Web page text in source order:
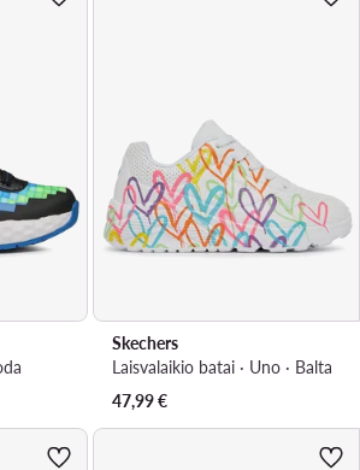
Skechers
Laisvalaikio batai · Uno · Balta
47,99€